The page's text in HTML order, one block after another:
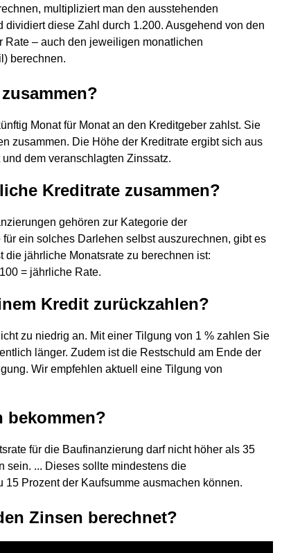
multipliziert man den ausstehenden
dividiert diese Zahl durch 1.200. Ausgehend von den
– auch den jeweiligen monatlichen
berechnen.
Monat für Monat an den Kreditgeber zahlst. Sie
zusammen. Die Höhe der Kreditrate ergibt sich aus
dem veranschlagten Zinssatz.
Kreditrate zusammen?
gehören zur Kategorie der
ein solches Darlehen selbst auszurechnen, gibt es
jährliche Monatsrate zu berechnen ist:
= jährliche Rate.
Kredit zurückzahlen?
zu niedrig an. Mit einer Tilgung von 1 % zahlen Sie
länger. Zudem ist die Restschuld am Ende der
Wir empfehlen aktuell eine Tilgung von
bekommen?
für die Baufinanzierung darf nicht höher als 35
sein. ... Dieses sollte mindestens die
Prozent der Kaufsumme ausmachen können.
Zinsen berechnet?